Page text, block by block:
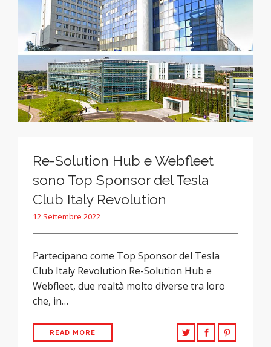
Re-Solution Hub e Webfleet
sono Top Sponsor del Tesla
Club Italy Revolution
12 Settembre 2022
Partecipano come Top Sponsor del Tesla
Club Italy Revolution Re-Solution Hub e
Webfleet, due realtà molto diverse tra loro
che, in…
READ MORE